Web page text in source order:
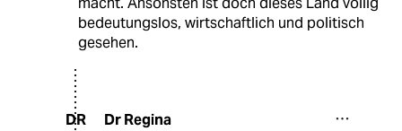
bedeutungslos, wirtschaftlich und politisch
gesehen.
DR Dr Regina